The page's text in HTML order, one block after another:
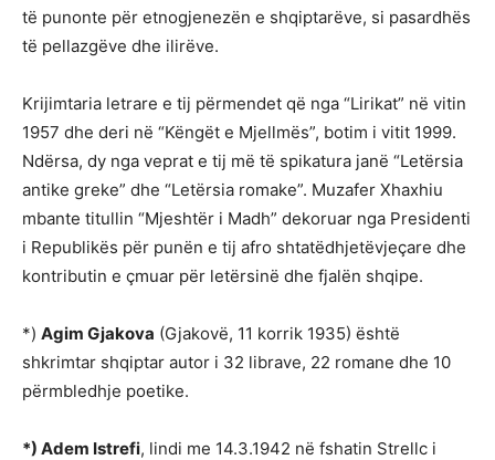
të punonte për etnogjenezën e shqiptarëve, si pasardhës
të pellazgëve dhe ilirëve.
Krijimtaria letrare e tij përmendet që nga “Lirikat” në vitin
1957 dhe deri në “Këngët e Mjellmës”, botim i vitit 1999.
Ndërsa, dy nga veprat e tij më të spikatura janë “Letërsia
antike greke” dhe “Letërsia romake”. Muzafer Xhaxhiu
mbante titullin “Mjeshtër i Madh” dekoruar nga Presidenti
i Republikës për punën e tij afro shtatëdhjetëvjeçare dhe
kontributin e çmuar për letërsinë dhe fjalën shqipe.
*) Agim Gjakova (Gjakovë, 11 korrik 1935) është
shkrimtar shqiptar autor i 32 librave, 22 romane dhe 10
përmbledhje poetike.
*) Adem Istrefi, lindi me 14.3.1942 në fshatin Strellc i